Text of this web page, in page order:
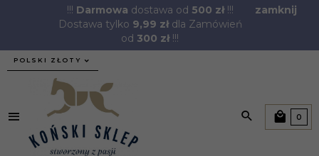
!!! Darmowa dostawa od 500 zł!!!
Dostawa tylko 9,99 złdla Zamówień
od 300 zł!!!
zamknij
currency_h
POLSKI ZŁOTY
0